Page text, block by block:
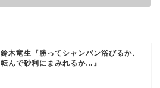
鈴木竜生『勝ってシャンパン浴びるか、
転んで砂利にまみれるか…』